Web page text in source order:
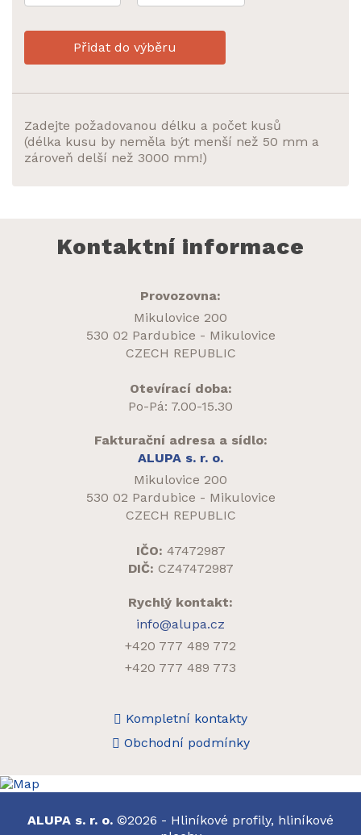
Přidat do výběru
Zadejte požadovanou délku a počet kusů
(délka kusu by neměla být menší než 50 mm a
zároveň delší než 3000 mm!)
Kontaktní informace
Provozovna:
Mikulovice 200
530 02 Pardubice - Mikulovice
CZECH REPUBLIC
Otevírací doba:
Po-Pá: 7.00-15.30
Fakturační adresa a sídlo:
ALUPA s. r. o.
Mikulovice 200
530 02 Pardubice - Mikulovice
CZECH REPUBLIC
IČO: 47472987
DIČ: CZ47472987
Rychlý kontakt:
info@alupa.cz
+420 777 489 772
+420 777 489 773
Kompletní kontakty
Obchodní podmínky
ALUPA s. r. o. ©2026 - Hliníkové profily, hliníkové